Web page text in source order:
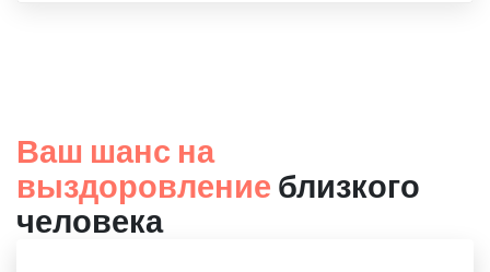
Ваш шанс на
выздоровление близкого
человека